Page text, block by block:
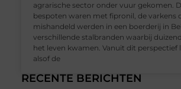
RECENTE BERICHTEN
agrarische sector onder vuur gekomen.
bespoten waren met fipronil, de varkens
mishandeld werden in een boerderij in
verschillende stalbranden waarbij
het leven kwamen. Vanuit dit perspectief
alsof de